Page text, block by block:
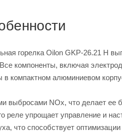
горелка Oilon GKP-26.21 H
компоненты, включая
компактном алюминиевом
выбросами NOx, что делает
упрощает управление и
что способствует